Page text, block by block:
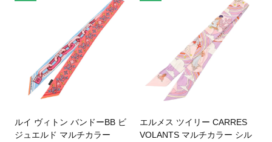
ルイ ヴィトン バンドーBB ビ
ジュエルド マルチカラー
エルメス ツイリー CARRES
VOLANTS マルチカラー シル